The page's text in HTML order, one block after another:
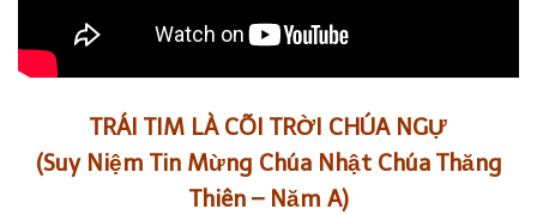
TRÁI TIM LÀ CÕI TRỜI CHÚA NGỰ
(Suy Niệm Tin Mừng Chúa Nhật Chúa Thăng
Thiên – Năm A)